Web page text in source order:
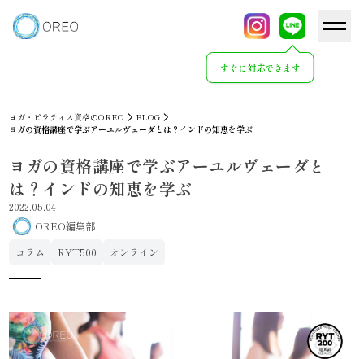
すぐに対応できます
ヨガ・ピラティス資格のOREO
BLOG
ヨガの資格講座で学ぶアーユルヴェーダとは？インドの知恵を学ぶ
ヨガの資格講座で学ぶアーユルヴェーダと
は？インドの知恵を学ぶ
2022.05.04
OREO編集部
コラム
RYT500 オンライン